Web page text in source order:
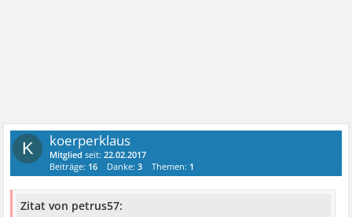
K koerperklaus
Mitglied seit:22.02.2017
Beiträge: 16 Danke:3 Themen: 1
Zitat von petrus57: